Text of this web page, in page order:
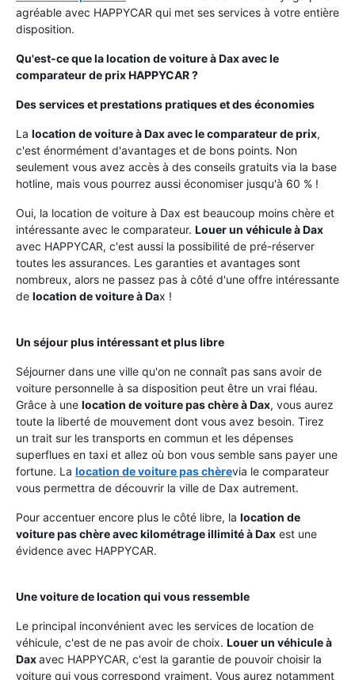
agréable avec HAPPYCAR qui met ses services à votre entière
disposition.
Qu'est-ce que la location de voiture à Dax avec le
comparateur de prix HAPPYCAR ?
Des services et prestations pratiques et des économies
La location de voiture à Dax avec le comparateur de prix,
c'est énormément d'avantages et de bons points. Non
seulement vous avez accès à des conseils gratuits via la base
hotline, mais vous pourrez aussi économiser jusqu'à 60 % !
Oui, la location de voiture à Dax est beaucoup moins chère et
intéressante avec le comparateur. Louer un véhicule à Dax
avec HAPPYCAR, c'est aussi la possibilité de pré-réserver
toutes les assurances. Les garanties et avantages sont
nombreux, alors ne passez pas à côté d'une offre intéressante
de location de voiture à Dax !
Un séjour plus intéressant et plus libre
Séjourner dans une ville qu'on ne connaît pas sans avoir de
voiture personnelle à sa disposition peut être un vrai fléau.
Grâce à une location de voiture pas chère à Dax, vous aurez
toute la liberté de mouvement dont vous avez besoin. Tirez
un trait sur les transports en commun et les dépenses
superflues en taxi et allez où bon vous semble sans payer une
fortune. La location de voiture pas chèrevia le comparateur
vous permettra de découvrir la ville de Dax autrement.
Pour accentuer encore plus le côté libre, la location de
voiture pas chère avec kilométrage illimité à Dax est une
évidence avec HAPPYCAR.
Une voiture de location qui vous ressemble
Le principal inconvénient avec les services de location de
véhicule, c'est de ne pas avoir de choix. Louer un véhicule à
Daxavec HAPPYCAR, c'est la garantie de pouvoir choisir la
voiture qui vous correspond vraiment. Vous aurez notamment